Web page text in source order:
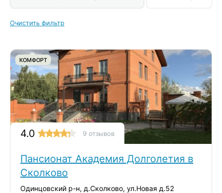
Очистить фильтр
КОМФОРТ
4.0 9 отзывов
Пансионат Академия Долголетия в
Сколково
Одинцовский р-н, д.Сколково, ул.Новая д.52